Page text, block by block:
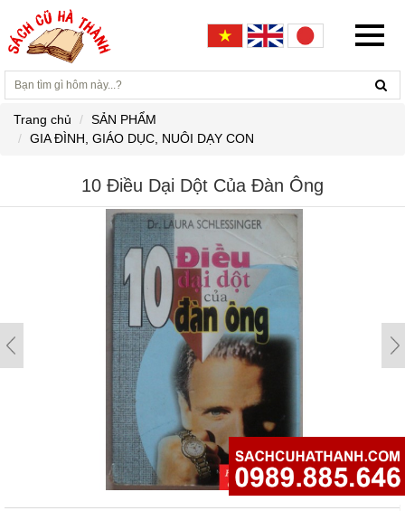
Trang chủ
SẢN PHẨM
GIA ĐÌNH, GIÁO DỤC, NUÔI DẠY CON
10 Điều Dại Dột Của Đàn Ông